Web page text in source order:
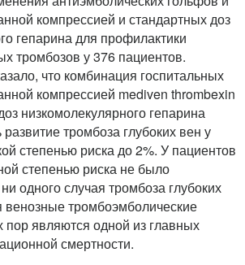
компрессией и стандартных доз
гепарина для профилактики
тромбозов у 376 пациентов.
что комбинация госпитальных
компрессией mediven thrombexin
низкомолекулярного гепарина
тромбоза глубоких вен у
степенью риска до 2%. У пациентов
степенью риска не было
одного случая тромбоза глубоких
тромбоэмболические
пор являются одной из главных
смертности.